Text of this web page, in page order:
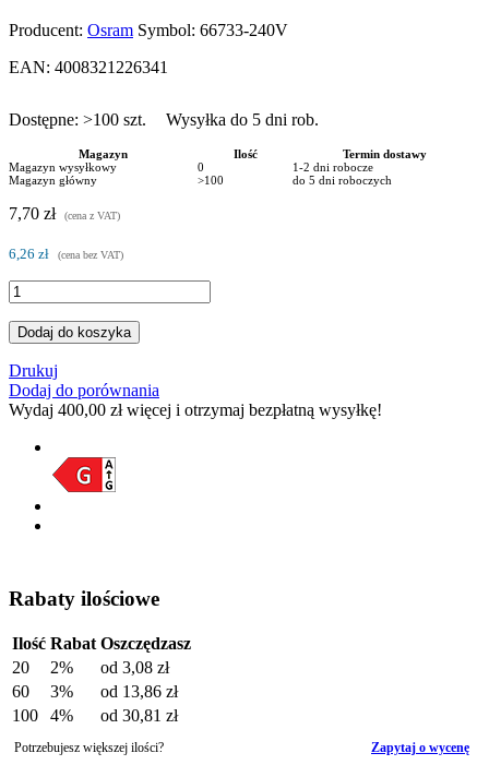
Producent: Osram Symbol: 66733-240V
EAN: 4008321226341
Dostępne: >100 szt. Wysyłka do 5 dni rob.
Magazyn Ilość
Termin dostawy
Magazyn wysyłkowy
0
1-2 dni robocze
Magazyn główny
>100 do 5 dni roboczych
7,70 zł (cena z VAT)
6,26 zł (cena bez VAT)
Dodaj do koszyka
Drukuj
Dodaj do porównania
Wydaj 400,00 złwięcej i otrzymaj bezpłatną wysyłkę!
Rabaty ilościowe
Ilość Rabat Oszczędzasz
20
2% od 3,08 zł
60
3% od 13,86 zł
100
4% od 30,81 zł
Potrzebujesz większej ilości? Zapytaj o wycenę